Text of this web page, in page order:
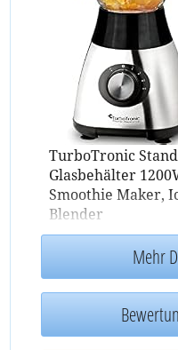
TurboTronic
Glasbehälter
Smoothie Maker,
Blender
Mehr